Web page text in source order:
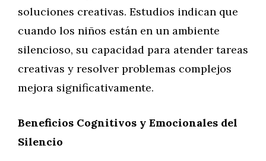
soluciones creativas. Estudios indican que
cuando los niños están en un ambiente
silencioso, su capacidad para atender tareas
creativas y resolver problemas complejos
mejora significativamente.
Beneficios Cognitivos y Emocionales del
Silencio